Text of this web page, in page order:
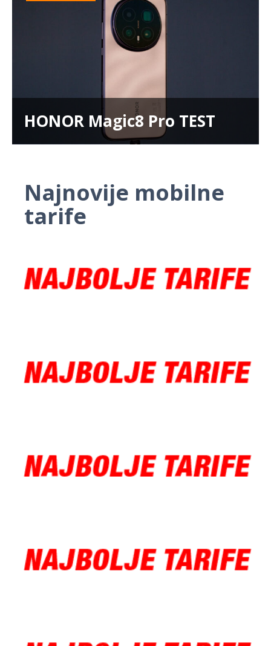
HONOR Magic8 Pro TEST
Najnovije mobilne
tarife